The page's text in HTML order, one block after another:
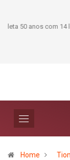
Moda deixa de
Home